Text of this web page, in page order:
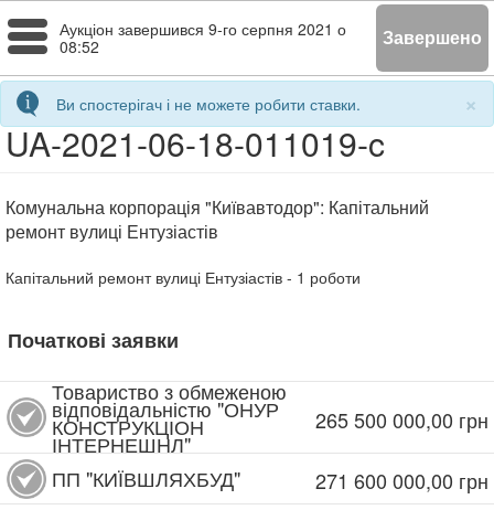
Toggle
navigation
Аукціон завершився 9-го серпня 2021 о
08:52
Завершено
×
Ви спостерігач і не можете робити ставки.
UA-2021-06-18-011019-c
Комунальна корпорація "Київавтодор": Капітальний
ремонт вулиці Ентузіастів
Капітальний ремонт вулиці Ентузіастів - 1 роботи
Початкові заявки
Товариство з обмеженою
відповідальністю "ОНУР
КОНСТРУКЦІОН
ІНТЕРНЕШНЛ"
265 500 000,00 грн
ПП "КИЇВШЛЯХБУД" 271 600 000,00 грн